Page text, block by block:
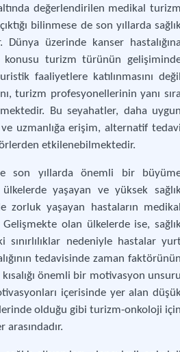
değerlendirilen medikal turizm
bilinmese de son yıllarda
üzerinde kanser hastalığına
konusu turizm türünün
faaliyetlere katılınmasını değil
turizm profesyonellerinin yanı sıra
Bu seyahatler, daha uygun
uzmanlığa erişim, alternatif tedavi
etkilenebilmektedir.
son yıllarda önemli bir
ülkelerde yaşayan ve yüksek
yaşayan hastaların medikal
olan ülkelerde ise,
sınırlılıklar nedeniyle hastalar
tedavisinde zaman faktörünün
önemli bir motivasyon unsuru
içerisinde yer alan
olduğu gibi turizm-onkoloji için